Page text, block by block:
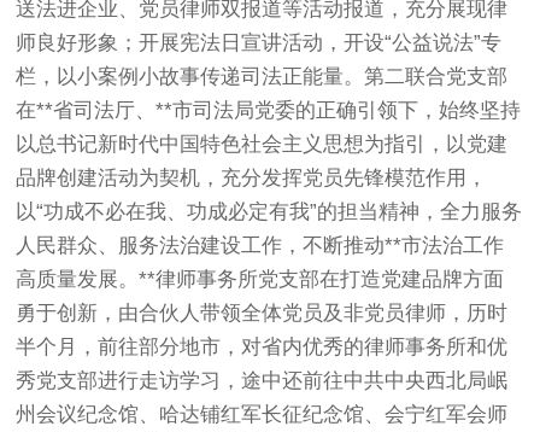
送法进企业、党员律师双报道等活动报道，充分展现律
师良好形象；开展宪法日宣讲活动，开设“公益说法”专
栏，以小案例小故事传递司法正能量。第二联合党支部
在**省司法厅、**市司法局党委的正确引领下，始终坚持
以总书记新时代中国特色社会主义思想为指引，以党建
品牌创建活动为契机，充分发挥党员先锋模范作用，
以“功成不必在我、功成必定有我”的担当精神，全力服务
人民群众、服务法治建设工作，不断推动**市法治工作
高质量发展。**律师事务所党支部在打造党建品牌方面
勇于创新，由合伙人带领全体党员及非党员律师，历时
半个月，前往部分地市，对省内优秀的律师事务所和优
秀党支部进行走访学习，途中还前往中共中央西北局岷
州会议纪念馆、哈达铺红军长征纪念馆、会宁红军会师